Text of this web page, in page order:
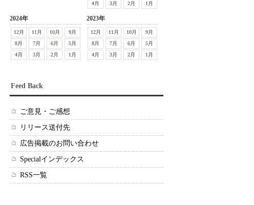
4月
3月 2月 1月
2024年
12月 11月 10月
9月
8月
7月 6月
5月
4月
3月 2月 1月
2023年
12月 11月 10月
9月
8月
7月 6月
5月
4月
3月 2月 1月
Feed Back
ご意見・ご感想
リリース送付先
広告掲載のお問い合わせ
Specialインデックス
RSS一覧